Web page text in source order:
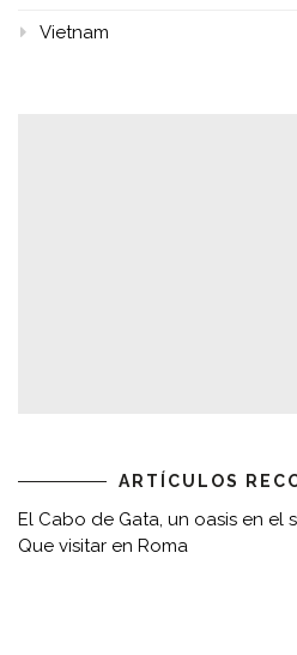
Vietnam
ARTÍCULOS
El Cabo de Gata, un oasis en el
Que visitar en Roma